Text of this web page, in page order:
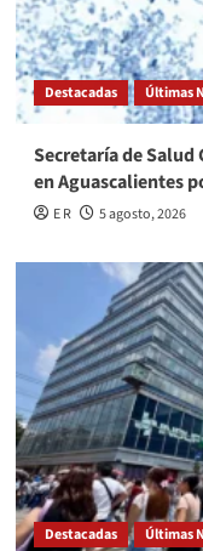
Destacadas Últimas
Secretaría de Salud
en Aguascalientes
E R 5 agosto, 2026
Destacadas Últimas